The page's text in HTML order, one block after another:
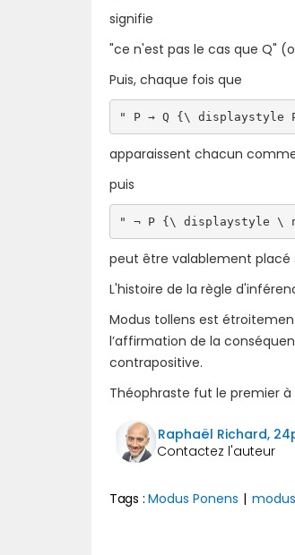
signifie
"ce n'est pas le cas que Q"
Puis, chaque fois que
" P → Q {\ displaystyle
apparaissent chacun
puis
" ¬ P {\ displaystyle \
peut être valablement placé
L'histoire de la règle
Modus tollens est
l’affirmation de la
contrapositive.
Théophraste fut le premier
Raphaël Richard,
Tags : Modus Ponens |